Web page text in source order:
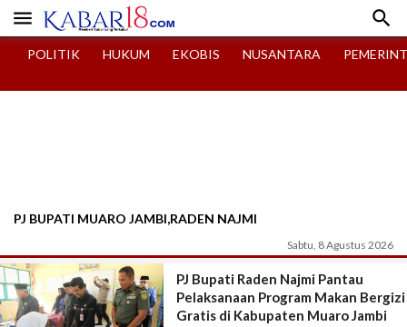
 
POLITIK HUKUM EKOBIS NUSANTARA
PJ BUPATI MUARO JAMBI,RADEN NAJMI
Sabtu, 8 Agustus 2026
PJ Bupati Raden Najmi Pantau
Pelaksanaan Program Makan Bergizi
Gratis di Kabupaten Muaro Jambi